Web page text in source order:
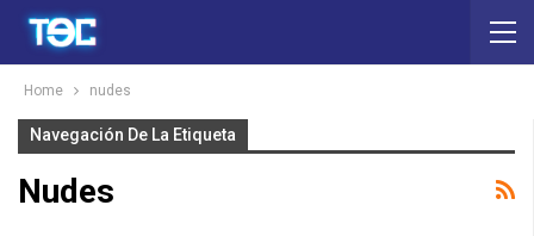
Home nudes
Navegación De La Etiqueta
Nudes